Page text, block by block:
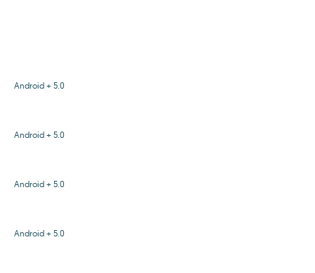
Android + 5.0
Android + 5.0
Android + 5.0
Android + 5.0